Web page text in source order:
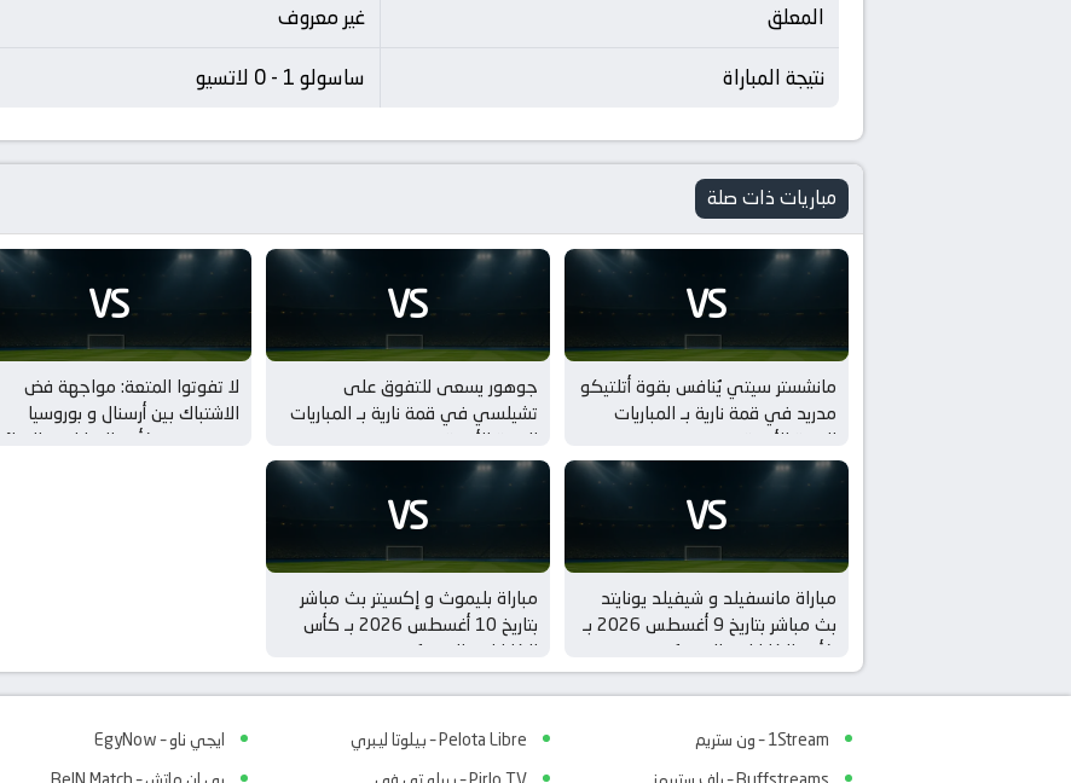
المعلق
غير معروف
نتيجة المباراة
ساسولو 1 - 0 لاتسيو
مباريات ذات صلة
VS
مانشستر سيتي يُنافس بقوة أتلتيكو
مدريد في قمة نارية بـ المباريات
الودية للأندية
VS
جوهور يسعى للتفوق على
تشيلسي في قمة نارية بـ المباريات
الودية للأندية
VS
لا تفوتوا المتعة: مواجهة فض
الاشتباك بين أرسنال و بوروسيا
دورتموند بـ كأس الامارات – النهائي
VS
مباراة مانسفيلد و شيفيلد يونايتد
بث مباشر بتاريخ 9 أغسطس 2026 بـ
كأس الكاراباو – الدور 1
VS
مباراة بليموث و إكسيتر بث مباشر
بتاريخ 10 أغسطس 2026 بـ كأس
الكاراباو – الدور 1
1Stream – ون ستريم
Pelota Libre – بيلوتا ليبري
ايجي ناو – EgyNow